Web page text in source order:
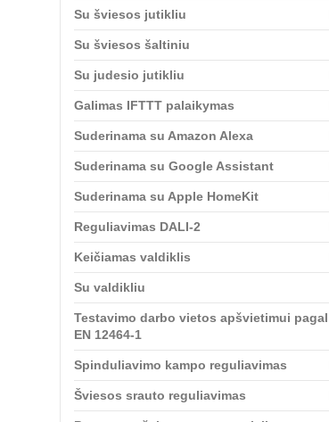
Su šviesos jutikliu
Su šviesos šaltiniu
Su judesio jutikliu
Galimas IFTTT palaikymas
Suderinama su Amazon Alexa
Suderinama su Google Assistant
Suderinama su Apple HomeKit
Reguliavimas DALI-2
Keičiamas valdiklis
Su valdikliu
Testavimo darbo vietos apšvietimui pagal
EN 12464-1
Spinduliavimo kampo reguliavimas
Šviesos srauto reguliavimas